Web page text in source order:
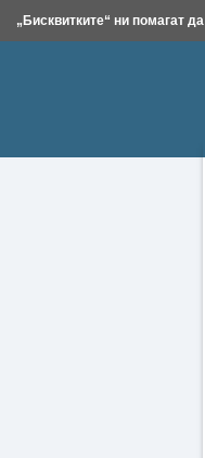
Insert.bg Framar.bg Kak-
„Бисквитките“ ни помагат